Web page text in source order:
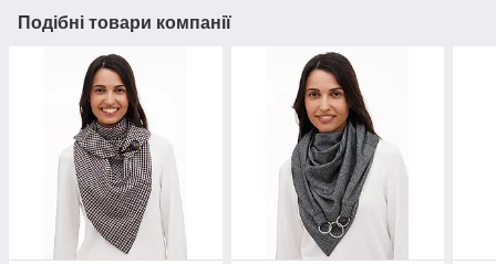
Подібні товари компанії